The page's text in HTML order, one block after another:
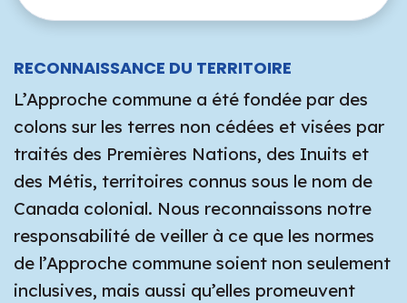
RECONNAISSANCE DU TERRITOIRE
L’Approche commune a été fondée par des
colons sur les terres non cédées et visées par
traités des Premières Nations, des Inuits et
des Métis, territoires connus sous le nom de
Canada colonial. Nous reconnaissons notre
responsabilité de veiller à ce que les normes
de l’Approche commune soient non seulement
inclusives, mais aussi qu’elles promeuvent